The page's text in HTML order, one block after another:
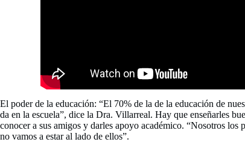
El poder de la educación: “El 70% de la de la educación de
da en la escuela”, dice la Dra. Villarreal. Hay que enseñarles
conocer a sus amigos y darles apoyo académico. “Nosotros los
no vamos a estar al lado de ellos”.